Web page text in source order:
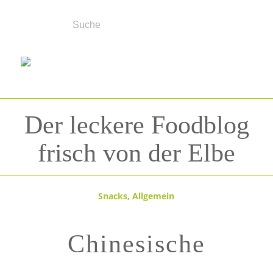
Der leckere Foodblog
frisch von der Elbe
Snacks,Allgemein
Chinesische